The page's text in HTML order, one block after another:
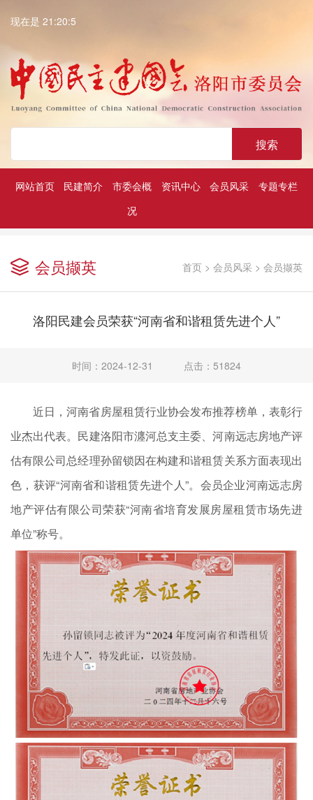
现在是 21:20:6
搜索
网站首页 民建简介
市委会概
况
资讯中心 会员风采 专题专栏
会员撷英 首页 > 会员风采 > 会员撷英
洛阳民建会员荣获“河南省和谐租赁先进个人”
时间：2024-12-31 点击：51824
近日，河南省房屋租赁行业协会发布推荐榜单，表彰行
业杰出代表。民建洛阳市瀍河总支主委、河南远志房地产评
估有限公司总经理孙留锁因在构建和谐租赁关系方面表现出
色，获评“河南省和谐租赁先进个人”。会员企业河南远志房
地产评估有限公司荣获“河南省培育发展房屋租赁市场先进
单位”称号。